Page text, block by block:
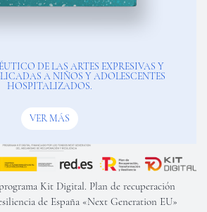
DE LAS ARTES EXPRESIVAS Y
A NIÑOS Y ADOLESCENTES
HOSPITALIZADOS.
VER MÁS
Kit Digital. Plan de recuperación
de España «Next Generation EU»